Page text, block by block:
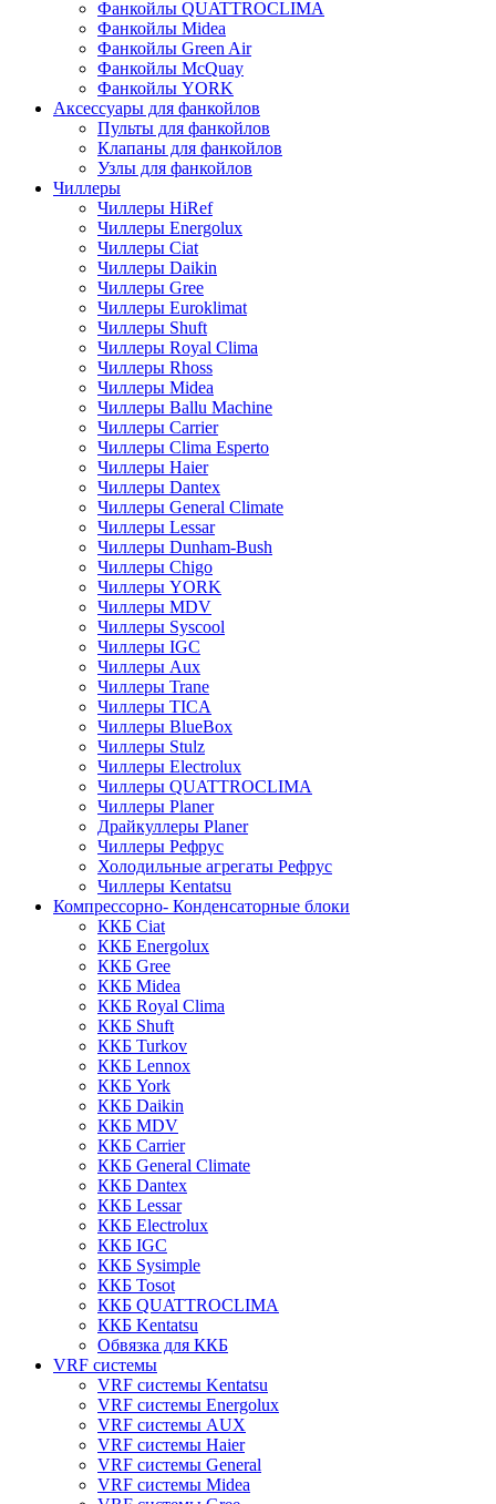
Фанкойлы QUATTROCLIMA
Фанкойлы Midea
Фанкойлы Green Air
Фанкойлы McQuay
Фанкойлы YORK
Аксессуары для фанкойлов
Пульты для фанкойлов
Клапаны для фанкойлов
Узлы для фанкойлов
Чиллеры
Чиллеры HiRef
Чиллеры Energolux
Чиллеры Ciat
Чиллеры Daikin
Чиллеры Gree
Чиллеры Euroklimat
Чиллеры Shuft
Чиллеры Royal Clima
Чиллеры Rhoss
Чиллеры Midea
Чиллеры Ballu Machine
Чиллеры Carrier
Чиллеры Clima Esperto
Чиллеры Haier
Чиллеры Dantex
Чиллеры General Climate
Чиллеры Lessar
Чиллеры Dunham-Bush
Чиллеры Chigo
Чиллеры YORK
Чиллеры MDV
Чиллеры Syscool
Чиллеры IGC
Чиллеры Aux
Чиллеры Trane
Чиллеры TICA
Чиллеры BlueBox
Чиллеры Stulz
Чиллеры Electrolux
Чиллеры QUATTROCLIMA
Чиллеры Planer
Драйкуллеры Planer
Чиллеры Рефрус
Холодильные агрегаты Рефрус
Чиллеры Kentatsu
Компрессорно- Конденсаторные блоки
ККБ Ciat
ККБ Energolux
ККБ Gree
ККБ Midea
ККБ Royal Clima
ККБ Shuft
ККБ Turkov
ККБ Lennox
ККБ York
ККБ Daikin
ККБ MDV
ККБ Carrier
ККБ General Climate
ККБ Dantex
ККБ Lessar
ККБ Electrolux
ККБ IGC
ККБ Sysimple
ККБ Tosot
ККБ QUATTROCLIMA
ККБ Kentatsu
Обвязка для ККБ
VRF системы
VRF системы Kentatsu
VRF системы Energolux
VRF системы AUX
VRF системы Haier
VRF системы General
VRF системы Midea